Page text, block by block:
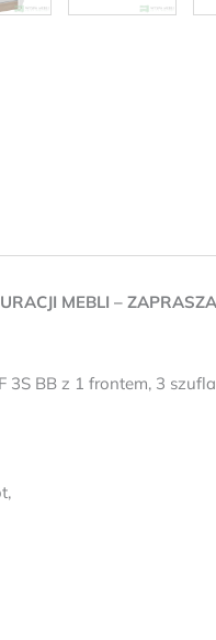
MEBLI –
3S BB z 1 frontem, 3